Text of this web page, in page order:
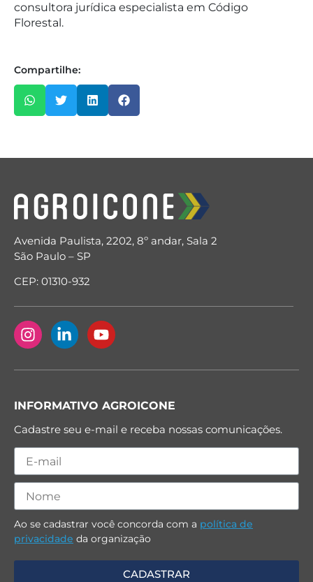
consultora jurídica especialista em Código
Florestal.
Compartilhe:
Avenida Paulista, 2202, 8º andar, Sala 2
São Paulo – SP
CEP: 01310-932
INFORMATIVO AGROICONE
Cadastre seu e-mail e receba nossas comunicações.
Ao se cadastrar você concorda com a política de
privacidade da organização